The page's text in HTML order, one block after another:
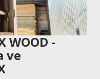
WOOD -
ve